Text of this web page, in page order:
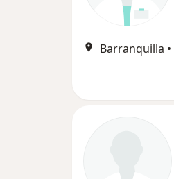
Barranquilla •